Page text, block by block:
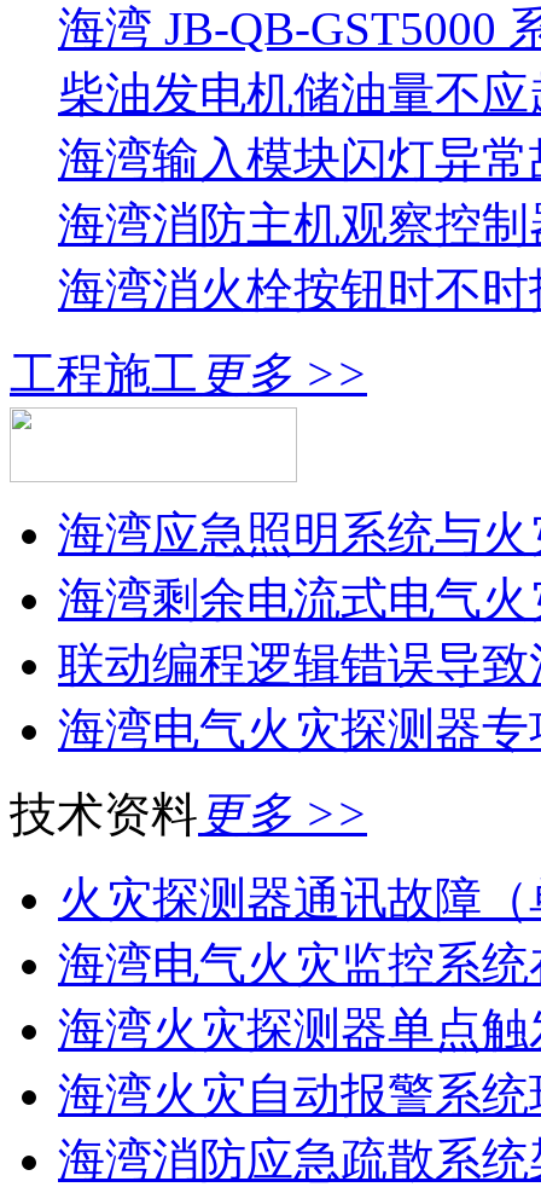
海湾 JB-QB-GST5000
柴油发电机储油量不应
海湾输入模块闪灯异
海湾消防主机观察控制
海湾消火栓按钮时不
工程施工 更多 >>
海湾应急照明系统与火
海湾剩余电流式电气火
联动编程逻辑错误导致
海湾电气火灾探测器
技术资料 更多 >>
火灾探测器通讯故障
海湾电气火灾监控系统
海湾火灾探测器单点
海湾火灾自动报警系统
海湾消防应急疏散系统